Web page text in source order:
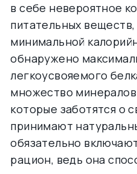
в себе невероятное
питательных
минимальной
обнаружено
легкоусвояемого
множество
которые заботятся о
принимают
обязательно
рацион, ведь она